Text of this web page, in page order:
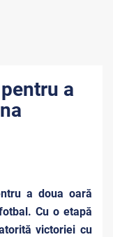
a
a doua oară
Cu o etapă
victoriei cu